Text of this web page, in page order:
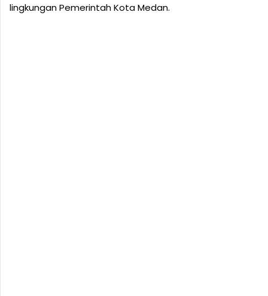
lingkungan Pemerintah Kota Medan.